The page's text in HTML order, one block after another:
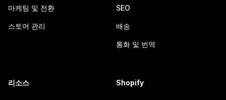
마케팅 및 전환
스토어 관리
SEO
배송
통화 및 번역
리소스 Shopify